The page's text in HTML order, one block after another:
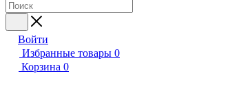
Войти
Избранные товары 0
Корзина 0